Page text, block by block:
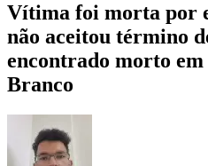
Vítima foi morta por
não aceitou término
encontrado morto em
Branco